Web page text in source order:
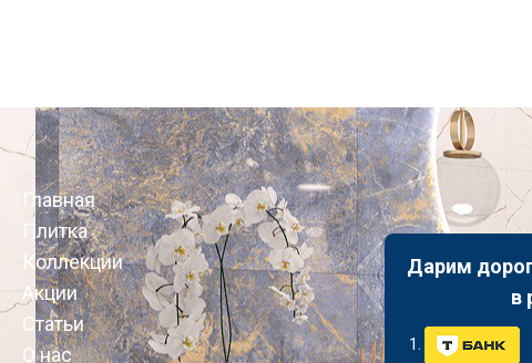
Главная
Плитка
Коллекции
Акции
Статьи
О нас
Дарим
в